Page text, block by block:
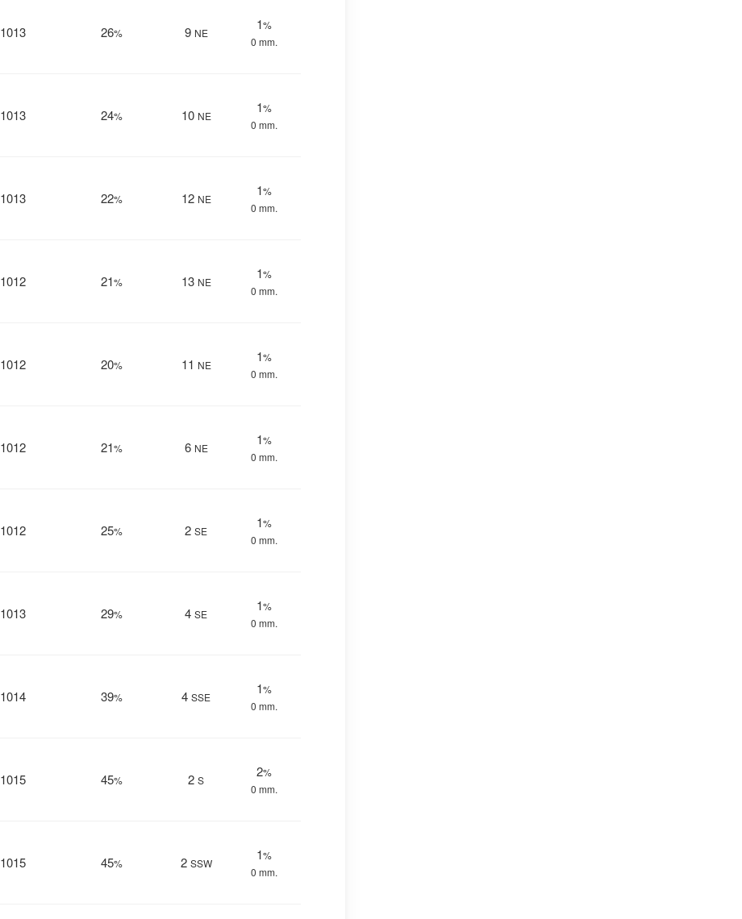
1013 26% 9 NE
1%
0 mm.
1013 24% 10 NE
1%
0 mm.
1013 22% 12 NE
1%
0 mm.
1012 21% 13 NE
1%
0 mm.
1012 20% 11 NE
1%
0 mm.
1012 21% 6 NE
1%
0 mm.
1012 25% 2 SE
1%
0 mm.
1013 29% 4 SE
1%
0 mm.
1014 39% 4 SSE
1%
0 mm.
1015 45% 2 S
2%
0 mm.
1015 45% 2 SSW
1%
0 mm.